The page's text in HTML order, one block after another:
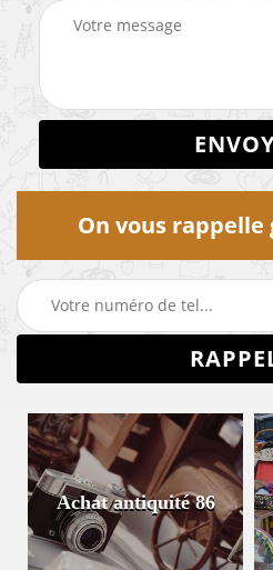
On vous
Achat antiquité 86